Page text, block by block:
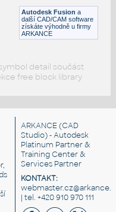
Autodesk Fusion a
další CAD/CAM software
získáte výhodně u firmy
ARKANCE
detail součást
free block library
ARKANCE (CAD
Studio) - Autodesk
Platinum Partner &
Training Center &
Services Partner
KONTAKT:
| tel. +420 910 970 111